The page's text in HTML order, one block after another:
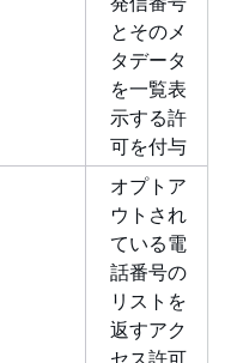
とそのメ
タデータ
を一覧表
示する許
可を付与
オプトア
ウトされ
ている電
話番号の
リストを
返すアク
セス許可